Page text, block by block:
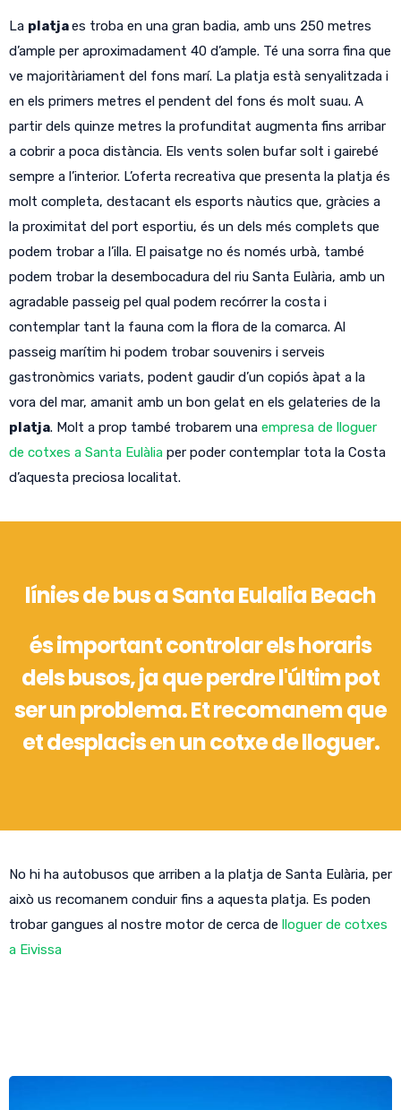
La platjaes troba en una gran badia, amb uns 250 metres
d’ample per aproximadament 40 d’ample. Té una sorra fina que
ve majoritàriament del fons marí. La platja està senyalitzada i
en els primers metres el pendent del fons és molt suau. A
partir dels quinze metres la profunditat augmenta fins arribar
a cobrir a poca distància. Els vents solen bufar solt i gairebé
sempre a l’interior. L’oferta recreativa que presenta la platja és
molt completa, destacant els esports nàutics que, gràcies a
la proximitat del port esportiu, és un dels més complets que
podem trobar a l’illa. El paisatge no és només urbà, també
podem trobar la desembocadura del riu Santa Eulària, amb un
agradable passeig pel qual podem recórrer la costa i
contemplar tant la fauna com la flora de la comarca. Al
passeig marítim hi podem trobar souvenirs i serveis
gastronòmics variats, podent gaudir d’un copiós àpat a la
vora del mar, amanit amb un bon gelat en els gelateries de la
platja. Molt a prop també trobarem una empresa de lloguer
de cotxes a Santa Eulàlia per poder contemplar tota la Costa
d’aquesta preciosa localitat.
línies de bus a Santa Eulalia Beach
és important controlar els horaris
dels busos, ja que perdre l'últim pot
ser un problema. Et recomanem que
et desplacis en un cotxe de lloguer.
No hi ha autobusos que arriben a la platja de Santa Eulària, per
això us recomanem conduir fins a aquesta platja. Es poden
trobar gangues al nostre motor de cerca de lloguer de cotxes
a Eivissa